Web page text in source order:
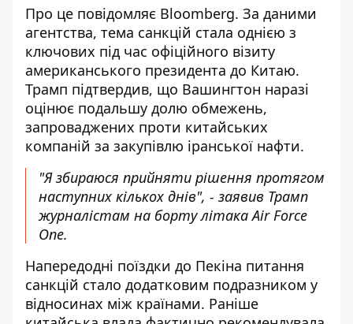
Про це повідомляє Bloomberg. За даними
агентства, тема санкцій стала однією з
ключових під час офіційного візиту
американського президента до Китаю.
Трамп підтвердив, що Вашингтон наразі
оцінює подальшу долю обмежень,
запроваджених проти китайських
компаній за закупівлю іранської нафти.
"Я збираюся прийняти рішення протягом
наступних кількох днів", - заявив Трамп
журналістам на борту літака Air Force
One.
Напередодні поїздки до Пекіна питання
санкцій стало додатковим подразником у
відносинах між країнами. Раніше